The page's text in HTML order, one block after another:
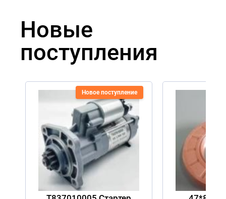
Новые
поступления
Новое поступление